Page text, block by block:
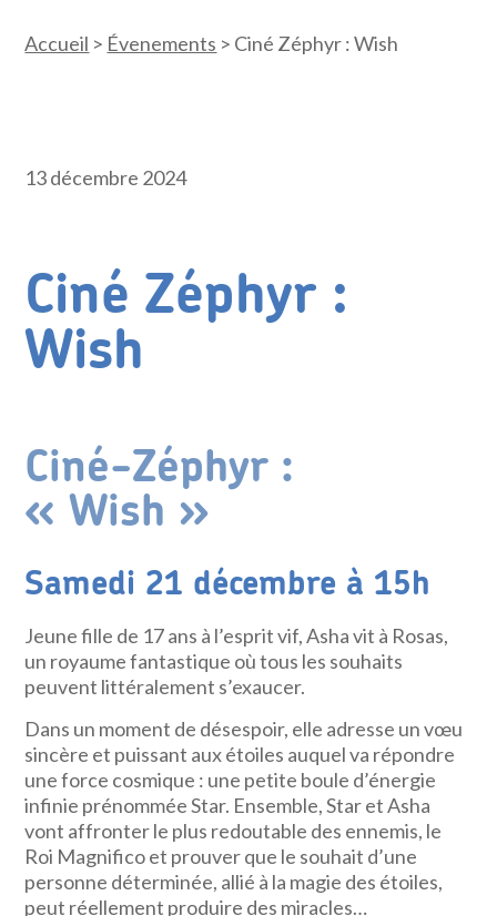
Accueil > Évenements > Ciné Zéphyr : Wish
13 décembre 2024
Ciné Zéphyr :
Wish
Ciné-Zéphyr :
« Wish »
Samedi 21 décembre à 15h
Jeune fille de 17 ans à l’esprit vif, Asha vit à Rosas,
un royaume fantastique où tous les souhaits
peuvent littéralement s’exaucer.
Dans un moment de désespoir, elle adresse un vœu
sincère et puissant aux étoiles auquel va répondre
une force cosmique : une petite boule d’énergie
infinie prénommée Star. Ensemble, Star et Asha
vont affronter le plus redoutable des ennemis, le
Roi Magnifico et prouver que le souhait d’une
personne déterminée, allié à la magie des étoiles,
peut réellement produire des miracles…